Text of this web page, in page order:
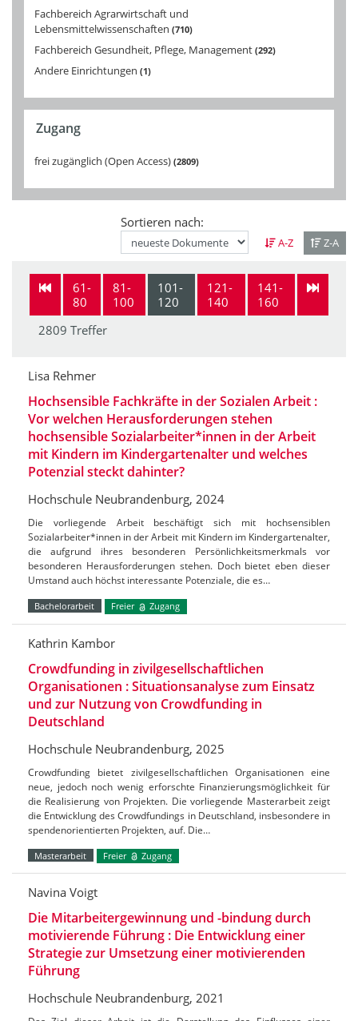
Fachbereich Agrarwirtschaft und
Lebensmittelwissenschaften 710
Fachbereich Gesundheit, Pflege, Management 292
Andere Einrichtungen 1
Zugang
frei zugänglich (Open Access) 2809
Sortieren nach:
A-Z Z-A
61-
80
81-
100
101-
120
121-
140
141-
160
2809 Treffer
Lisa Rehmer
Hochsensible Fachkräfte in der Sozialen Arbeit :
Vor welchen Herausforderungen stehen
hochsensible Sozialarbeiter*innen in der Arbeit
mit Kindern im Kindergartenalter und welches
Potenzial steckt dahinter?
Hochschule Neubrandenburg, 2024
Die vorliegende Arbeit beschäftigt sich mit hochsensiblen
Sozialarbeiter*innen in der Arbeit mit Kindern im Kindergartenalter,
die aufgrund ihres besonderen Persönlichkeitsmerkmals vor
besonderen Herausforderungen stehen. Doch bietet eben dieser
Umstand auch höchst interessante Potenziale, die es…
Bachelorarbeit Freier Zugang
Kathrin Kambor
Crowdfunding in zivilgesellschaftlichen
Organisationen : Situationsanalyse zum Einsatz
und zur Nutzung von Crowdfunding in
Deutschland
Hochschule Neubrandenburg, 2025
Crowdfunding bietet zivilgesellschaftlichen Organisationen eine
neue, jedoch noch wenig erforschte Finanzierungsmöglichkeit für
die Realisierung von Projekten. Die vorliegende Masterarbeit zeigt
die Entwicklung des Crowdfundings in Deutschland, insbesondere in
spendenorientierten Projekten, auf. Die…
Masterarbeit Freier Zugang
Navina Voigt
Die Mitarbeitergewinnung und -bindung durch
motivierende Führung : Die Entwicklung einer
Strategie zur Umsetzung einer motivierenden
Führung
Hochschule Neubrandenburg, 2021